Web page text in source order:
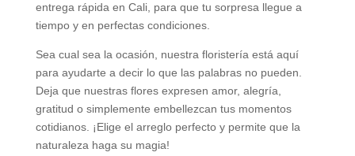
entrega rápida en Cali, para que tu sorpresa llegue a
tiempo y en perfectas condiciones.
Sea cual sea la ocasión, nuestra floristería está aquí
para ayudarte a decir lo que las palabras no pueden.
Deja que nuestras flores expresen amor, alegría,
gratitud o simplemente embellezcan tus momentos
cotidianos. ¡Elige el arreglo perfecto y permite que la
naturaleza haga su magia!